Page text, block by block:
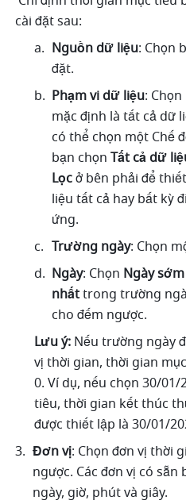
cài đặt sau:
Nguồn dữ liệu: Chọn
đặt.
Phạm vi dữ liệu:
mặc định là tất cả dữ
có thể chọn một Chế
bạn chọn Tất cả dữ
Lọc ở bên phải để
liệu tất cả hay bất kỳ
ứng.
Trường ngày: Chọn
Ngày: Chọn Ngày
nhất trong trường
cho đếm ngược.
Lưu ý: Nếu trường ngày
vị thời gian, thời gian
0. Ví dụ, nếu chọn 30/
tiêu, thời gian kết thúc
được thiết lập là 30/01/
Đơn vị: Chọn đơn vị thời
ngược. Các đơn vị có
ngày, giờ, phút và giây.